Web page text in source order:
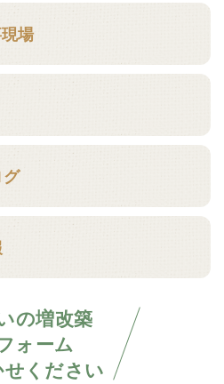
場
の増改築
ォーム
ください